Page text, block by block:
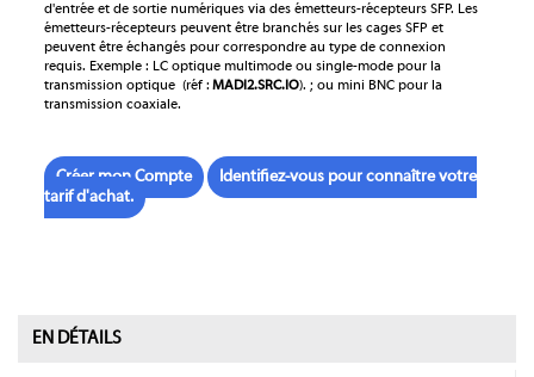
d'entrée et de sortie numériques via des émetteurs-récepteurs SFP. Les
émetteurs-récepteurs peuvent être branchés sur les cages SFP et
peuvent être échangés pour correspondre au type de connexion
requis. Exemple : LC optique multimode ou single-mode pour la
transmission optique (réf : MADI2.SRC.IO). ; ou mini BNC pour la
transmission coaxiale.
Créer mon Compte
Identifiez-vous pour connaître votre
tarif d'achat.
EN DÉTAILS